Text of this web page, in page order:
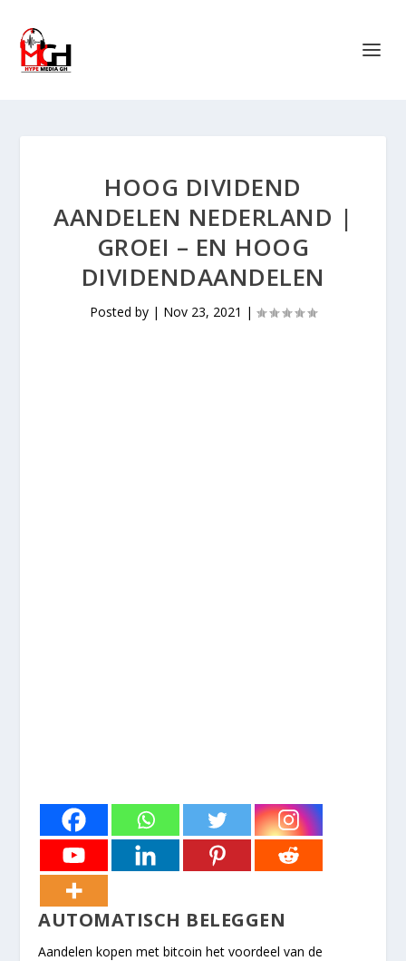
HOOG DIVIDEND
AANDELEN NEDERLAND |
GROEI – EN HOOG
DIVIDENDAANDELEN
Posted by | Nov 23, 2021 |
AUTOMATISCH BELEGGEN
Aandelen kopen met bitcoin het voordeel van de